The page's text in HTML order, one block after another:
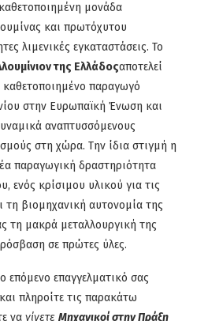
μονάδα
και πρωτόχυτου
λιμενικές εγκαταστάσεις. Το
της Ελλάδοςαποτελεί
παραγωγό
στην Ευρωπαϊκή Ένωση και
αναπτυσσόμενους
στη χώρα. Την ίδια στιγμή η
παραγωγική δραστηριότητα
ενός κρίσιμου υλικού για τις
τη βιομηχανική αυτονομία της
τη μακρά μεταλλουργική της
σε πρώτες ύλες.
επόμενο επαγγελματικό σας
πληροίτε τις παρακάτω
να γίνετε Μηχανικοί στην Πράξη